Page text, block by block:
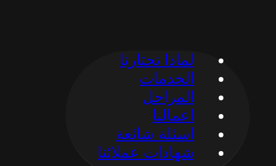
لماذا تحتارنا
الخدمات
المراحل
اعمالنا
اسئلة شائعة
شهادات عملائنا